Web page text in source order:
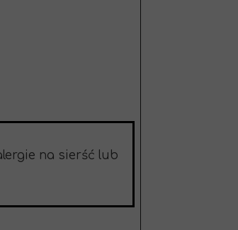
na sierść lub